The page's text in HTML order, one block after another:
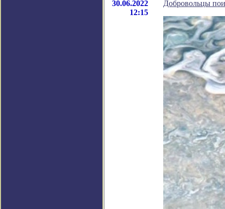
30.06.2022
12:15
Добровольцы